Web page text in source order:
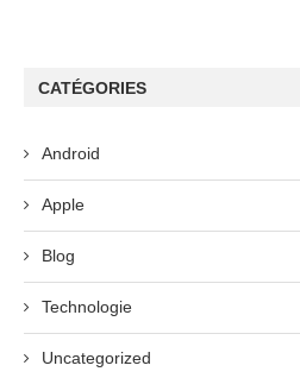
CATÉGORIES
Android
Apple
Blog
Technologie
Uncategorized